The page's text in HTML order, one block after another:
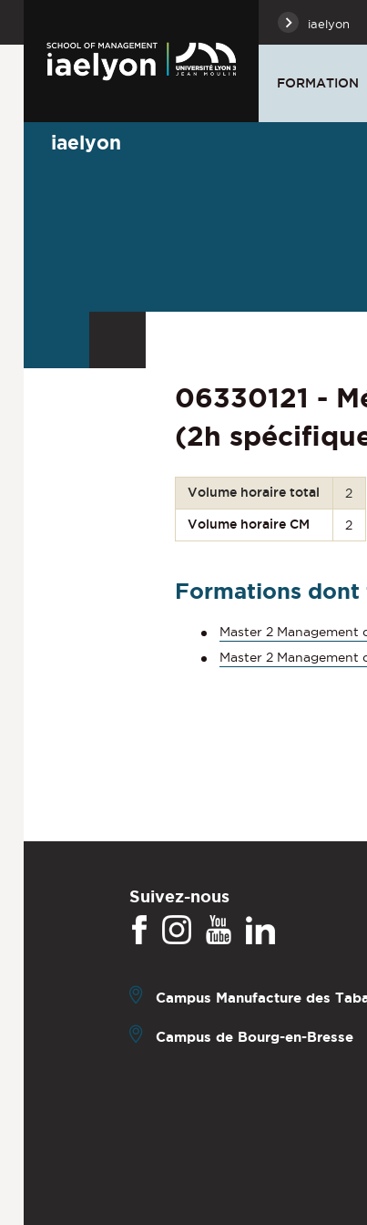
iaelyon
FORMATION
iaelyon
06330121 -
(2h
Volume horaire total 2
Volume horaire CM 2
Formations
Master 2
Master 2
Suivez-nous
Campus Manufacture des
Campus de Bourg-en-Bresse